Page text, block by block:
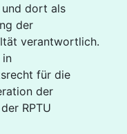
und dort als
der
verantwortlich.
in
für die
der
RPTU